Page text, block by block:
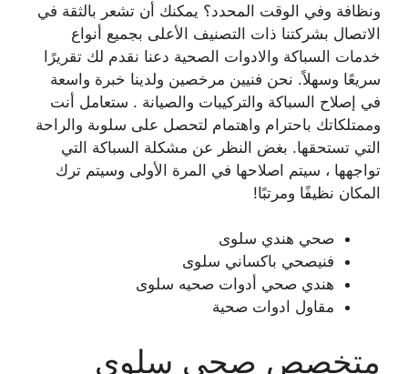
ونظافة وفي الوقت المحدد؟ يمكنك أن تشعر بالثقة في
الاتصال بشركتنا ذات التصنيف الأعلى بجميع أنواع
خدمات السباكة والادوات الصحية دعنا نقدم لك تقريرًا
سريعًا وسهلاً. نحن فنيين مرخصين ولدينا خبرة واسعة
في إصلاح السباكة والتركيبات والصيانة . ستعامل أنت
وممتلكاتك باحترام واهتمام لتحصل على سلوىة والراحة
التي تستحقها. بغض النظر عن مشكلة السباكة التي
تواجهها ، سيتم اصلاحها في المرة الأولى وسيتم ترك
المكان نظيفًا ومرتبًا!
صحي هندي سلوى
فنيصحي باكساني سلوى
هندي صحي أدوات صحيه سلوى
مقاول ادوات صحية
متخصص صحي سلوى